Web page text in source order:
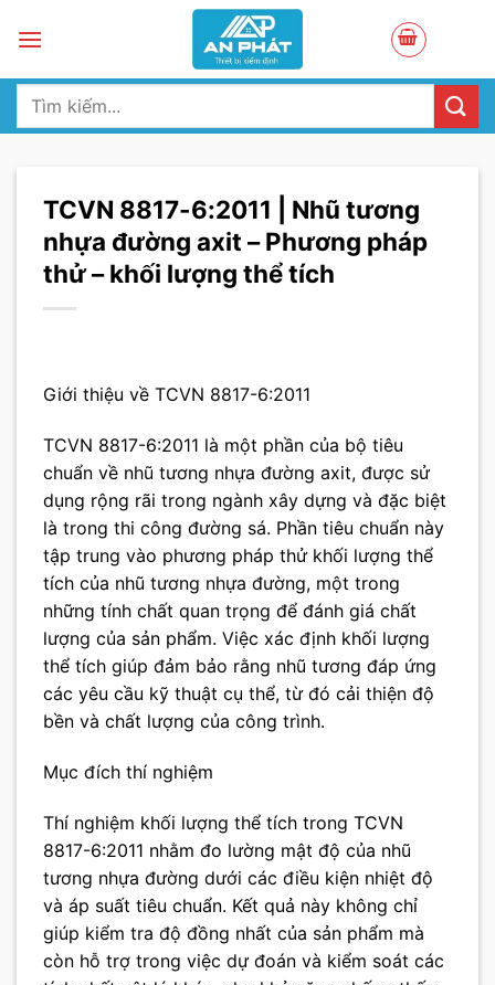
Tìm
TCVN 8817-6:2011 | Nhũ tương
nhựa đường axit – Phương pháp
thử – khối lượng thể tích
Giới thiệu về TCVN 8817-6:2011
TCVN 8817-6:2011 là một phần của bộ tiêu
chuẩn về nhũ tương nhựa đường axit, được sử
dụng rộng rãi trong ngành xây dựng và đặc biệt
là trong thi công đường sá. Phần tiêu chuẩn này
tập trung vào phương pháp thử khối lượng thể
tích của nhũ tương nhựa đường, một trong
những tính chất quan trọng để đánh giá chất
lượng của sản phẩm. Việc xác định khối lượng
thể tích giúp đảm bảo rằng nhũ tương đáp ứng
các yêu cầu kỹ thuật cụ thể, từ đó cải thiện độ
bền và chất lượng của công trình.
Mục đích thí nghiệm
Thí nghiệm khối lượng thể tích trong TCVN
8817-6:2011 nhằm đo lường mật độ của nhũ
tương nhựa đường dưới các điều kiện nhiệt độ
và áp suất tiêu chuẩn. Kết quả này không chỉ
giúp kiểm tra độ đồng nhất của sản phẩm mà
còn hỗ trợ trong việc dự đoán và kiểm soát các